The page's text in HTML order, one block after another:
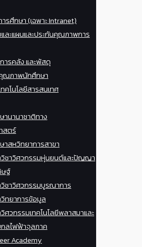
รศึกษา (เฉพาะ Intranet)
ละแผนและประกันคุณภาพการ
ารคลัง และพัสดุ
ภาพนักศึกษา
โนโลยีสารสนเทศ
นานาชาติทาง
สตร์
สหวิทยาการสาขา
วิชาวิศวกรรมหุ่นยนต์และปัญญา
ษฐ์
ชาวิศวกรรมบูรณาการ
ทยาการข้อมูล
ศวกรรมเทคโนโลยีพลาสมาและ
ลไฟฟ้าจุลภาค
Academy